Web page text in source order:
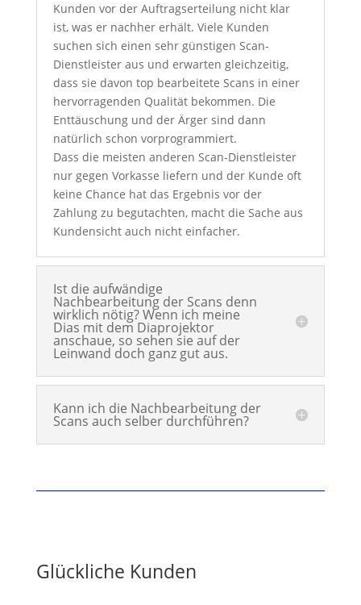
Kunden vor der Auftragserteilung nicht klar
ist, was er nachher erhält. Viele Kunden
suchen sich einen sehr günstigen Scan-
Dienstleister aus und erwarten gleichzeitig,
dass sie davon top bearbeitete Scans in einer
hervorragenden Qualität bekommen. Die
Enttäuschung und der Ärger sind dann
natürlich schon vorprogrammiert.
Dass die meisten anderen Scan-Dienstleister
nur gegen Vorkasse liefern und der Kunde oft
keine Chance hat das Ergebnis vor der
Zahlung zu begutachten, macht die Sache aus
Kundensicht auch nicht einfacher.
Ist die aufwändige
Nachbearbeitung der Scans denn
wirklich nötig? Wenn ich meine
Dias mit dem Diaprojektor
anschaue, so sehen sie auf der
Leinwand doch ganz gut aus.
Kann ich die Nachbearbeitung der
Scans auch selber durchführen?
Glückliche Kunden